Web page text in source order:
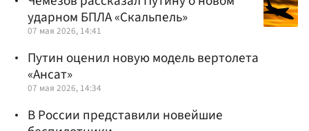
ударном БПЛА «Скальпель»
07 мая 2026, 14:41
Путин оценил новую модель вертолета
«Ансат»
07 мая 2026, 14:34
В России представили новейшие